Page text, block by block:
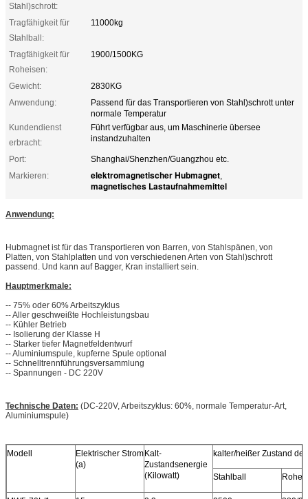
Stahl)schrott:
Tragfähigkeit für
Stahlball:
11000kg
Tragfähigkeit für
Roheisen:
1900/1500KG
Gewicht:
2830KG
Anwendung:
Passend für das Transportieren von Stahl)schrott unter
normale Temperatur
Kundendienst
erbracht:
Führt verfügbar aus, um Maschinerie übersee
instandzuhalten
Port:
Shanghai/Shenzhen/Guangzhou etc.
Markieren:
elektromagnetischer Hubmagnet,
magnetisches Lastaufnahmemittel
Anwendung:
Hubmagnet ist für das Transportieren von Barren, von Stahlspänen, von
Platten, von Stahlplatten und von verschiedenen Arten von Stahl)schrott
passend. Und kann auf Bagger, Kran installiert sein.
Hauptmerkmale:
-- 75% oder 60% Arbeitszyklus
-- Aller geschweißte Hochleistungsbau
-- Kühler Betrieb
-- Isolierung der Klasse H
-- Starker tiefer Magnetfeldentwurf
-- Aluminiumspule, kupferne Spule optional
-- Schnelltrennführungsversammlung
-- Spannungen - DC 220V
Technische Daten: (DC-220V, Arbeitszyklus: 60%, normale Temperatur-Art,
Aluminiumspule)
Modell
Elektrischer Strom
(a)
Kalt-
Zustandsenergie
(Kilowatt)
kalter/heißer Zustand
Stahlball